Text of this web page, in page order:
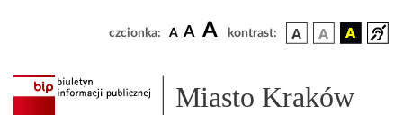
czcionka: A A A kontrast:
Miasto Kraków